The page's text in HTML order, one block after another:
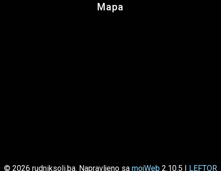
Mapa
© 2026 rudniksoli.ba. Napravljeno sa mojWeb 2.10.5 | LEFTOR